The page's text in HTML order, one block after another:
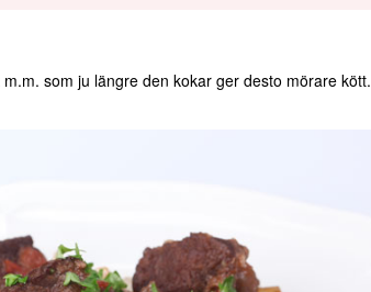
som ju längre den kokar ger desto mörare kött.